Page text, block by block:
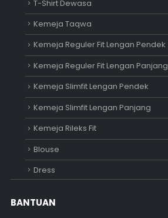
T-Shirt Dewasa
Kemeja Taqwa
Kemeja Reguler Fit Lengan Pendek
Kemeja Reguler Fit Lengan Panjang
Kemeja Slimfit Lengan Pendek
Kemeja Slimfit Lengan Panjang
Kemeja Rileks Fit
Blouse
Dress
BANTUAN